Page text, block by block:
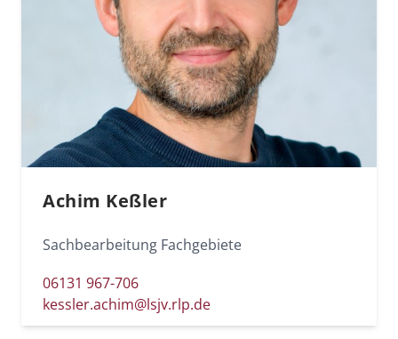
Achim Keßler
Sachbearbeitung Fachgebiete
06131 967-706
kessler.achim@lsjv.rlp.de